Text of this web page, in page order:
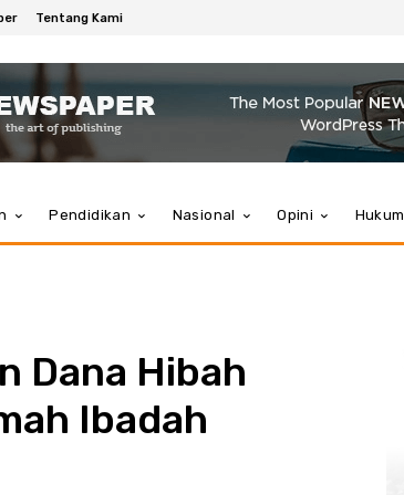
Tentang Kami
Pendidikan Nasional Opini Hukum
Dana Hibah
Ibadah